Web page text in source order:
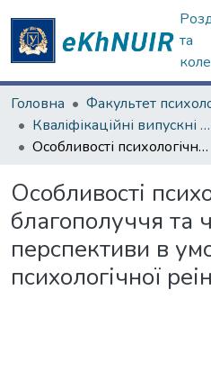
та
Головна
Факультет
Кваліфікаційні випускні роботи бакалаврів. Факультет психології
Особливості психологічного благополуччя та часової перспективи в умовах психологічної реінтеграції
Особливості
благополуччя та
перспективи в
психологічної